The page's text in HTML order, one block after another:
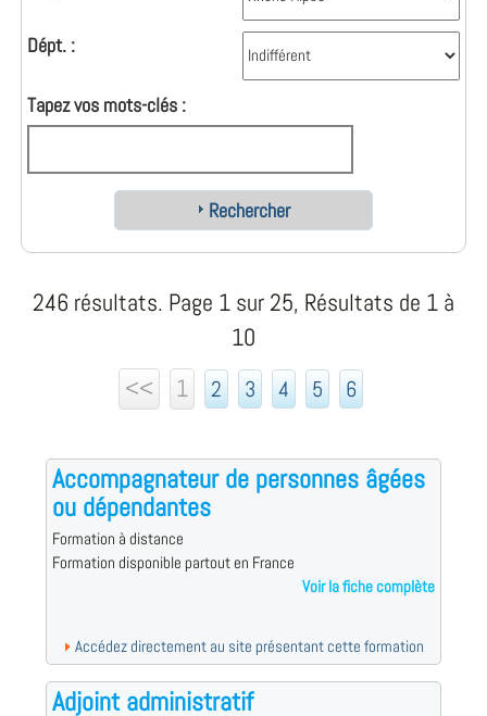
Dépt. :
Tapez vos mots-clés :
Rechercher
246 résultats. Page 1 sur 25, Résultats de 1 à
10
<<
1 2 3 4 5 6
Accompagnateur de personnes âgées
ou dépendantes
Formation à distance
Formation disponible partout en France
Voir la fiche complète
Accédez directement au site présentant cette formation
Adjoint administratif